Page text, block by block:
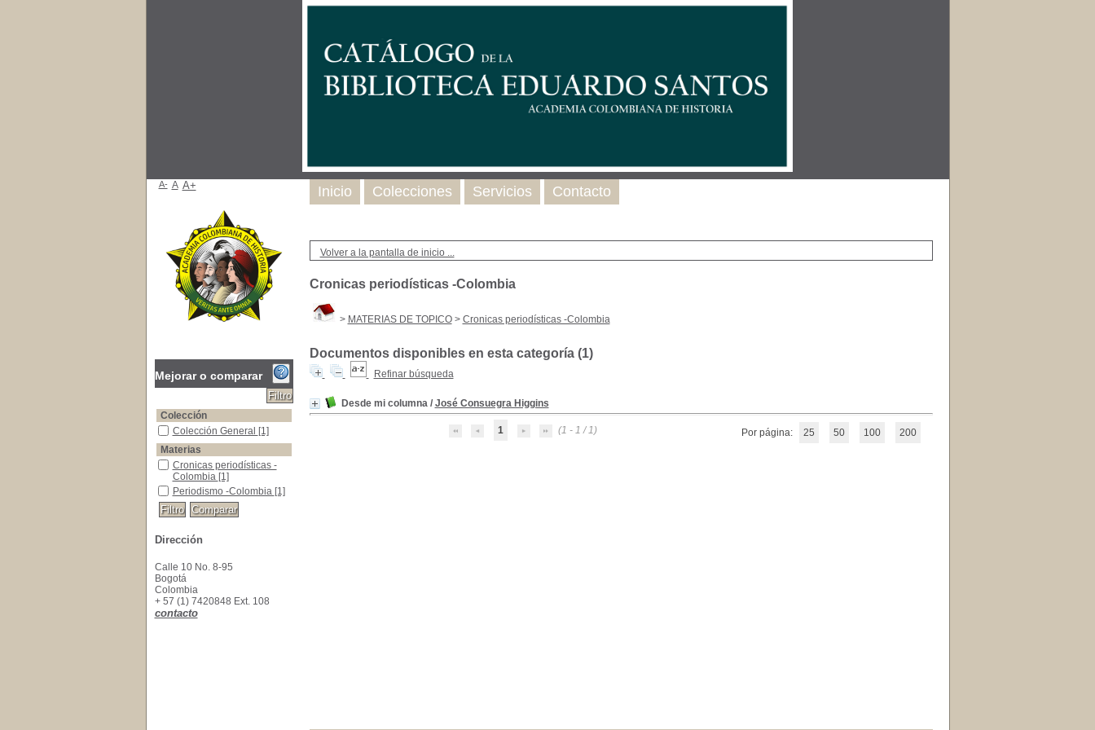
Volver a la pantalla de inicio ...
Cronicas periodísticas -Colombia
> MATERIAS DE TOPICO> Cronicas periodísticas -Colombia
Documentos disponibles en esta categoría (1)
Refinar búsqueda
Desde mi columna/ José Consuegra Higgins
1 (1 - 1 / 1) Por página: 25 50 100 200
Inicio Colecciones Servicios Contacto
A- A A+
Mejorar o comparar
Colección
Colección General
Colección General [1]
Materias
Cronicas periodísticas -Colombia
Cronicas periodísticas -
Colombia [1]
Periodismo -Colombia
Periodismo -Colombia [1]
Dirección
Calle 10 No. 8-95
Bogotá
Colombia
+ 57 (1) 7420848 Ext. 108
contacto